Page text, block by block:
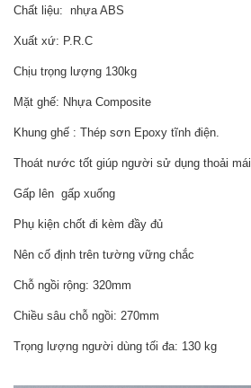
Chất liệu: nhựa ABS
Xuất xứ: P.R.C
Chịu trọng lượng 130kg
Mặt ghế: Nhựa Composite
Khung ghế : Thép sơn Epoxy tĩnh điện.
Thoát nước tốt giúp người sử dụng thoải mái
Gấp lên gấp xuống
Phụ kiện chốt đi kèm đầy đủ
Nên cố định trên tường vững chắc
Chỗ ngồi rộng: 320mm
Chiều sâu chỗ ngồi: 270mm
Trọng lượng người dùng tối đa: 130 kg